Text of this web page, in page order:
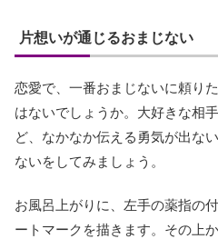
片想いが通じるおまじない
恋愛で、一番おまじないに頼り
はないでしょうか。大好きな相
ど、なかなか伝える勇気が出な
ないをしてみましょう。
お風呂上がりに、左手の薬指の
ートマークを描きます。その上